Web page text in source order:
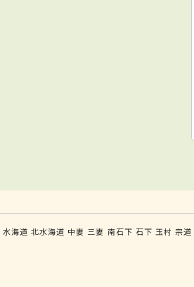
水海道 北水海道 中妻 三妻 南石下 石下 玉村 宗道